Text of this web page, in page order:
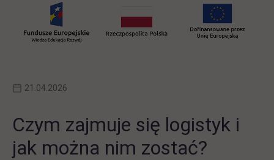
21.04.2026
Czym zajmuje się logistyk i
jak można nim zostać?